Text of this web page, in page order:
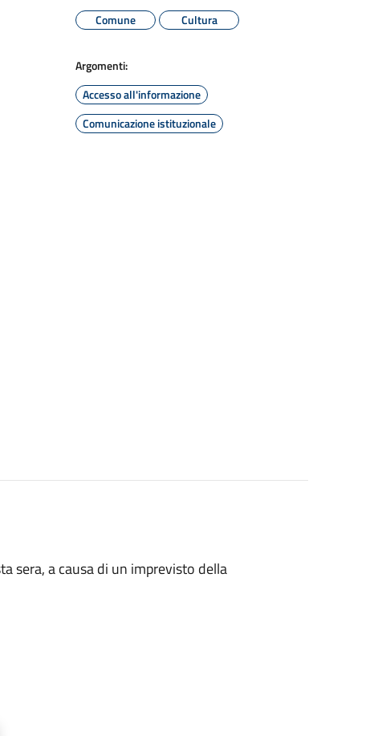
Comune
Cultura
Argomenti:
Accesso all'informazione
Comunicazione istituzionale
sera, a causa di un imprevisto della